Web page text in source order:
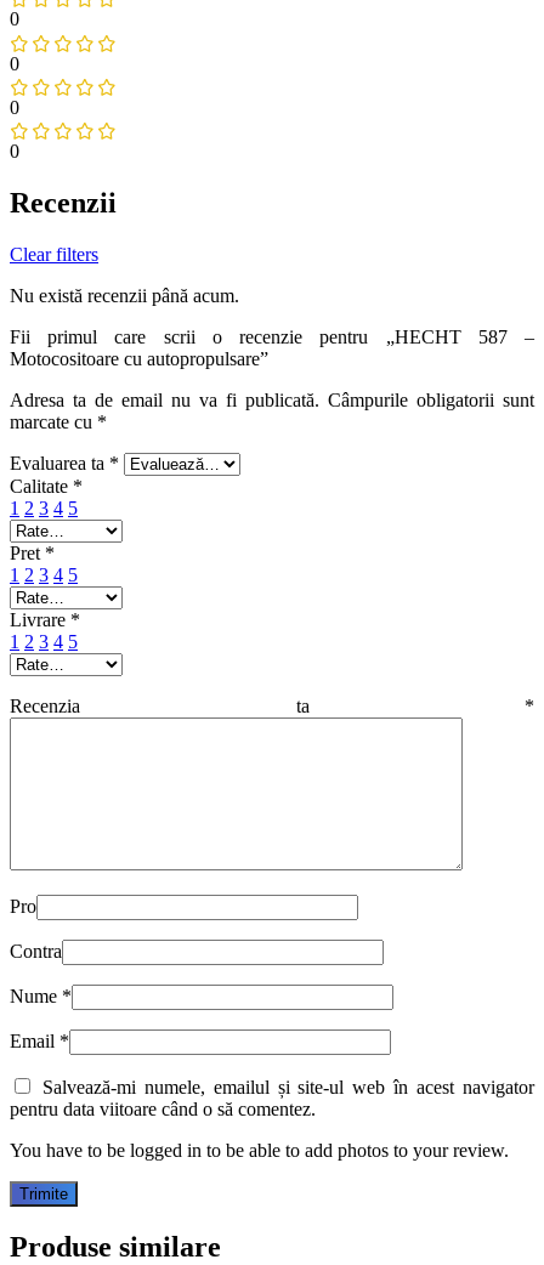
0
0
0
0
Recenzii
Clear filters
Nu există recenzii până acum.
Fii primul care scrii o recenzie pentru „HECHT 587 –
Motocositoare cu autopropulsare”
Adresa ta de email nu va fi publicată. Câmpurile obligatorii sunt
marcate cu *
Evaluarea ta *
Calitate *
1 2 3 4 5
Pret *
1 2 3 4 5
Livrare *
1 2 3 4 5
Recenzia ta *
Pro
Contra
Nume *
Email *
Salvează-mi numele, emailul și site-ul web în acest navigator
pentru data viitoare când o să comentez.
You have to be logged in to be able to add photos to your review.
Produse similare